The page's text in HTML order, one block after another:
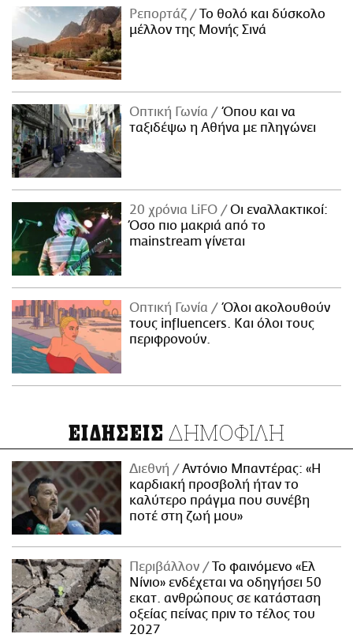
Ρεπορτάζ
Το θολό και δύσκολο
μέλλον της Μονής Σινά
Οπτική Γωνία
Όπου και να
ταξιδέψω η Αθήνα με πληγώνει
20 χρόνια LiFO
Οι εναλλακτικοί:
Όσο πιο μακριά από το
mainstream γίνεται
Οπτική Γωνία
Όλοι ακολουθούν
τους influencers. Και όλοι τους
περιφρονούν.
ΕΙΔΗΣΕΙΣ ΔΗΜΟΦΙΛΗ
Διεθνή
Αντόνιο Μπαντέρας: «Η
καρδιακή προσβολή ήταν το
καλύτερο πράγμα που συνέβη
ποτέ στη ζωή μου»
Περιβάλλον
Το φαινόμενο «Ελ
Νίνιο» ενδέχεται να οδηγήσει 50
εκατ. ανθρώπους σε κατάσταση
οξείας πείνας πριν το τέλος του
2027